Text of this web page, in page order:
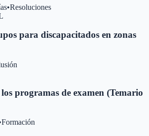
•Resoluciones
para discapacitados en zonas
programas de examen (Temario
Formación